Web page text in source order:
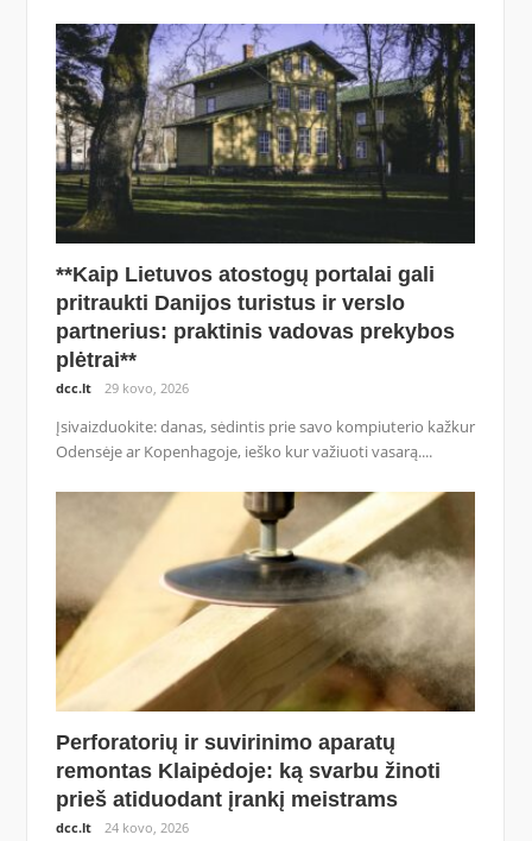
**Kaip Lietuvos atostogų portalai gali
pritraukti Danijos turistus ir verslo
partnerius: praktinis vadovas prekybos
plėtrai**
dcc.lt 29 kovo, 2026
Įsivaizduokite: danas, sėdintis prie savo kompiuterio kažkur
Odensėje ar Kopenhagoje, ieško kur važiuoti vasarą....
Perforatorių ir suvirinimo aparatų
remontas Klaipėdoje: ką svarbu žinoti
prieš atiduodant įrankį meistrams
dcc.lt 24 kovo, 2026